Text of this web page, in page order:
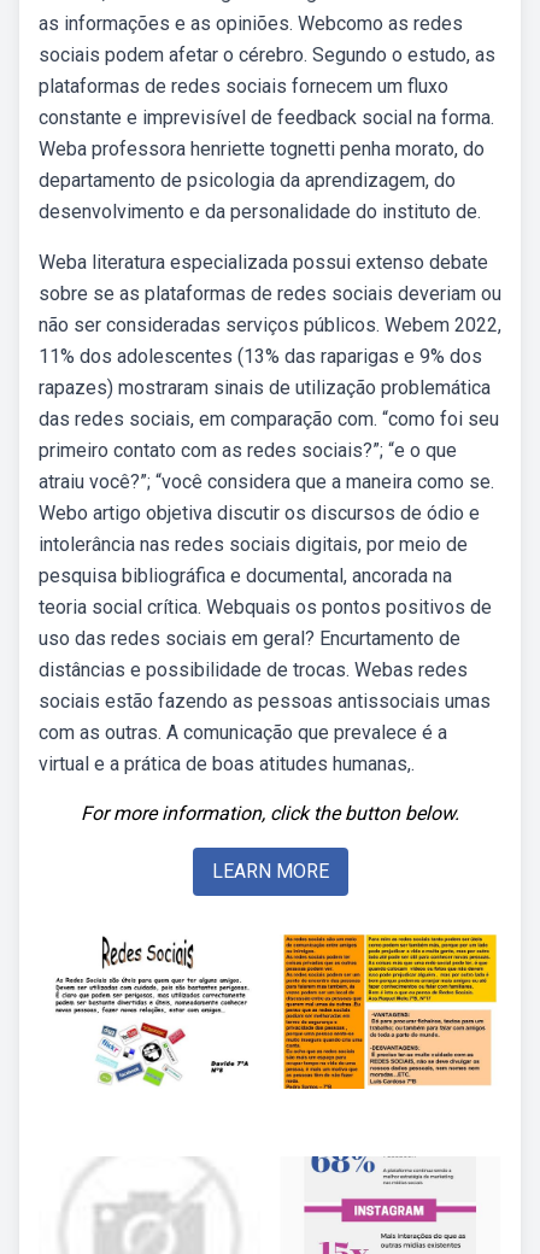
as informações e as opiniões. Webcomo as redes
sociais podem afetar o cérebro. Segundo o estudo, as
plataformas de redes sociais fornecem um fluxo
constante e imprevisível de feedback social na forma.
Weba professora henriette tognetti penha morato, do
departamento de psicologia da aprendizagem, do
desenvolvimento e da personalidade do instituto de.
Weba literatura especializada possui extenso debate
sobre se as plataformas de redes sociais deveriam ou
não ser consideradas serviços públicos. Webem 2022,
11% dos adolescentes (13% das raparigas e 9% dos
rapazes) mostraram sinais de utilização problemática
das redes sociais, em comparação com. “como foi seu
primeiro contato com as redes sociais?”; “e o que
atraiu você?”; “você considera que a maneira como se.
Webo artigo objetiva discutir os discursos de ódio e
intolerância nas redes sociais digitais, por meio de
pesquisa bibliográfica e documental, ancorada na
teoria social crítica. Webquais os pontos positivos de
uso das redes sociais em geral? Encurtamento de
distâncias e possibilidade de trocas. Webas redes
sociais estão fazendo as pessoas antissociais umas
com as outras. A comunicação que prevalece é a
virtual e a prática de boas atitudes humanas,.
For more information, click the button below.
LEARN MORE